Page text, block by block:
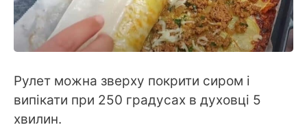
Рулет можна зверху покрити сиром і
випікати при 250 градусах в духовці 5
хвилин.